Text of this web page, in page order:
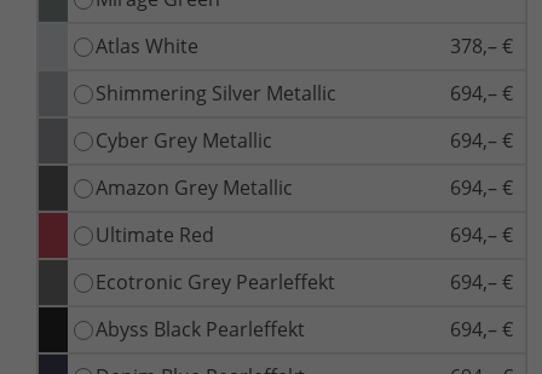
Atlas White
378,– €
Shimmering Silver Metallic
694,– €
Cyber Grey Metallic
694,– €
Amazon Grey Metallic
694,– €
Ultimate Red
694,– €
Ecotronic Grey Pearleffekt
694,– €
Abyss Black Pearleffekt
694,– €